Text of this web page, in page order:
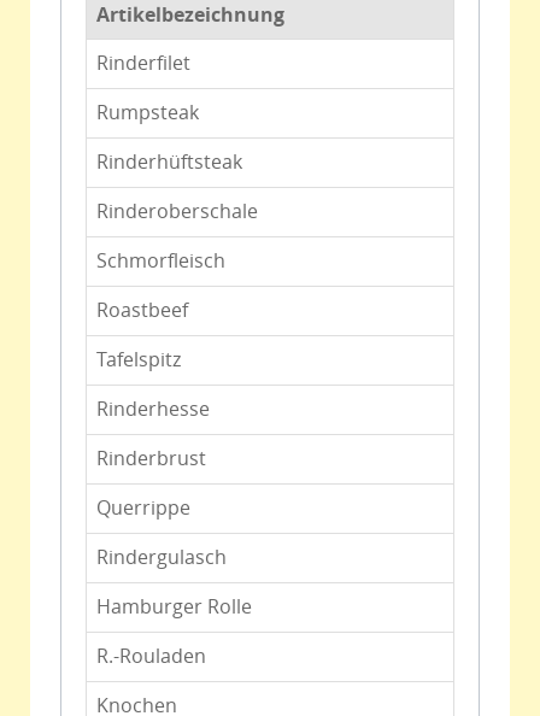
Artikelbezeichnung
Rinderfilet
Rumpsteak
Rinderhüftsteak
Rinderoberschale
Schmorfleisch
Roastbeef
Tafelspitz
Rinderhesse
Rinderbrust
Querrippe
Rindergulasch
Hamburger Rolle
R.-Rouladen
Knochen